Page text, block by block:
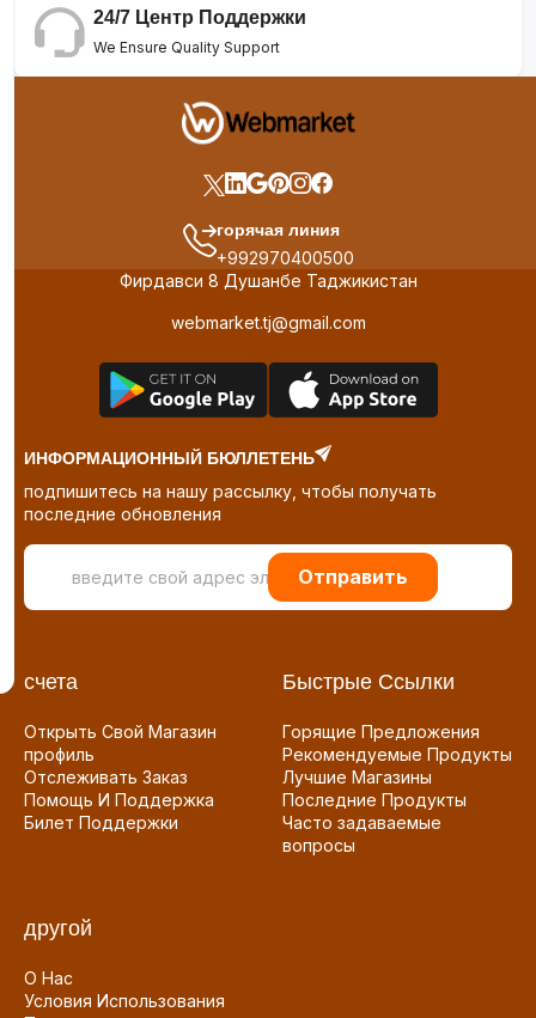
24/7 Центр Поддержки
We Ensure Quality Support
горячая линия
+992970400500
Фирдавси 8 Душанбе Таджикистан
webmarket.tj@gmail.com
ИНФОРМАЦИОННЫЙ БЮЛЛЕТЕНЬ
подпишитесь на нашу рассылку, чтобы получать
последние обновления
Отправить
счета
Открыть Свой Магазин
профиль
Отслеживать Заказ
Помощь И Поддержка
Билет Поддержки
Быстрые Ссылки
Горящие Предложения
Рекомендуемые Продукты
Лучшие Магазины
Последние Продукты
Часто задаваемые
вопросы
другой
О Нас
Условия Использования